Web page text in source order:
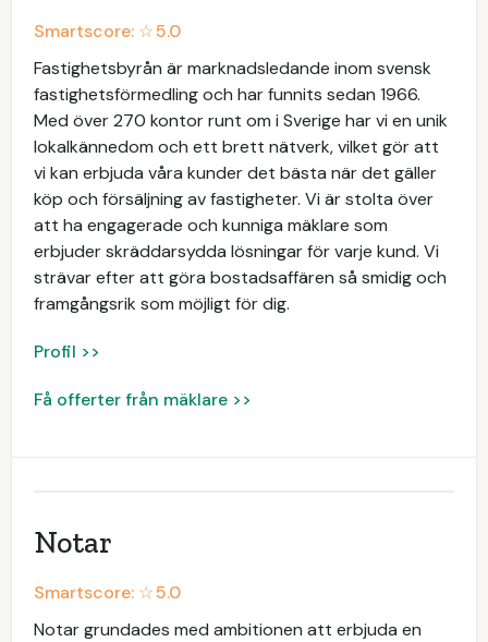
Smartscore: ☆5.0
Fastighetsbyrån är marknadsledande inom svensk
fastighetsförmedling och har funnits sedan 1966.
Med över 270 kontor runt om i Sverige har vi en unik
lokalkännedom och ett brett nätverk, vilket gör att
vi kan erbjuda våra kunder det bästa när det gäller
köp och försäljning av fastigheter. Vi är stolta över
att ha engagerade och kunniga mäklare som
erbjuder skräddarsydda lösningar för varje kund. Vi
strävar efter att göra bostadsaffären så smidig och
framgångsrik som möjligt för dig.
Profil >>
Få offerter från mäklare >>
Notar
Smartscore: ☆5.0
Notar grundades med ambitionen att erbjuda en